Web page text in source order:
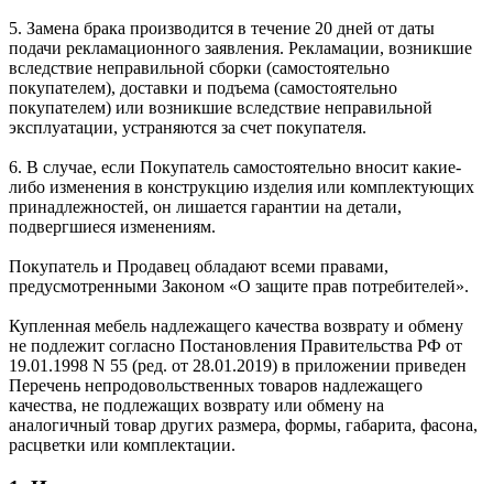
5. Замена брака производится в течение 20 дней от даты
подачи рекламационного заявления. Рекламации, возникшие
вследствие неправильной сборки (самостоятельно
покупателем), доставки и подъема (самостоятельно
покупателем) или возникшие вследствие неправильной
эксплуатации, устраняются за счет покупателя.
6. В случае, если Покупатель самостоятельно вносит какие-
либо изменения в конструкцию изделия или комплектующих
принадлежностей, он лишается гарантии на детали,
подвергшиеся изменениям.
Покупатель и Продавец обладают всеми правами,
предусмотренными Законом «О защите прав потребителей».
Купленная мебель надлежащего качества возврату и обмену
не подлежит согласно Постановления Правительства РФ от
19.01.1998 N 55 (ред. от 28.01.2019) в приложении приведен
Перечень непродовольственных товаров надлежащего
качества, не подлежащих возврату или обмену на
аналогичный товар других размера, формы, габарита, фасона,
расцветки или комплектации.